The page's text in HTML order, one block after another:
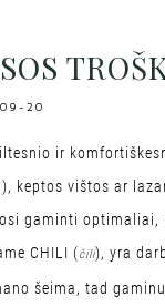
20
ir
vištos ar
gaminti optimaliai,
CHILI (čili), yra
šeima, tad